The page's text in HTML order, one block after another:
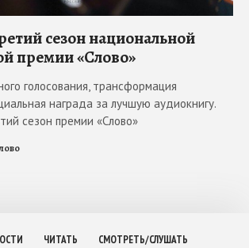
сезон национальной
премии «Слово»
голосования, трансформация
награда за лучшую аудиокнигу.
сезон премии «Слово»
ЧИТАТЬ
СМОТРЕТЬ/СЛУШАТЬ